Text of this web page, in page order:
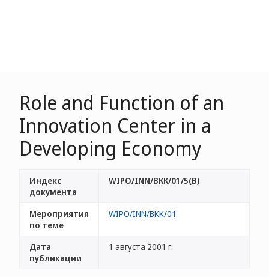
Role and Function of an
Innovation Center in a
Developing Economy
Индекс
документа
WIPO/INN/BKK/01/5(B)
Мероприятия
по теме
WIPO/INN/BKK/01
Дата
публикации
1 августа 2001 г.